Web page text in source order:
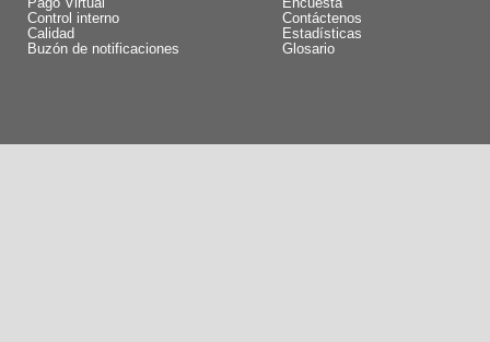
Pago Virtual
Control interno
Calidad
Buzón de notificaciones
Encuesta
Contáctenos
Estadísticas
Glosario